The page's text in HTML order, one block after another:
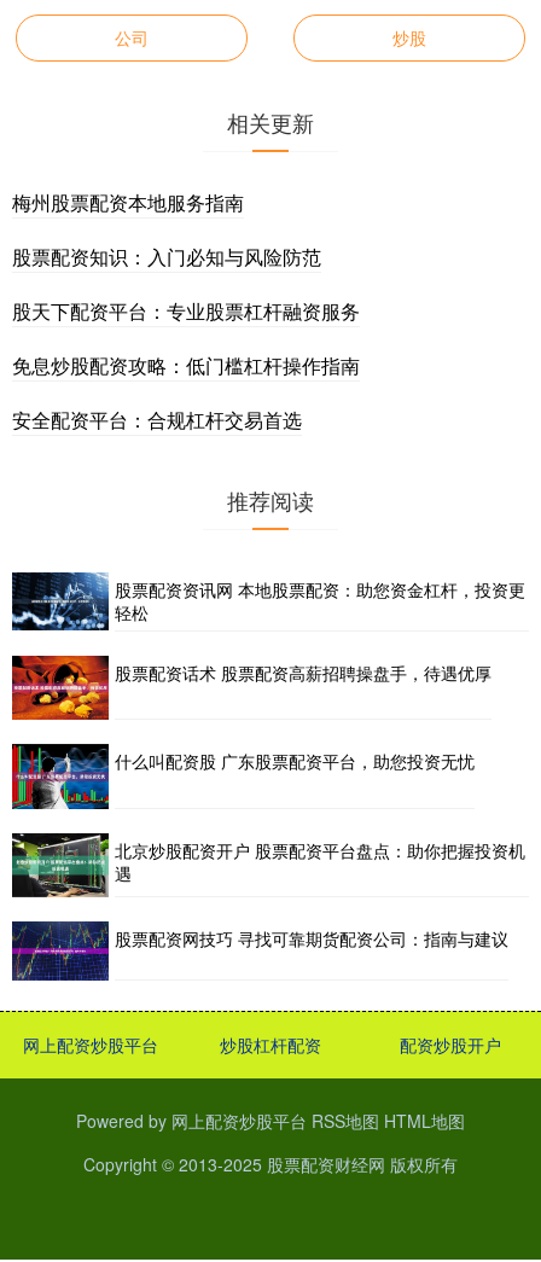
公司 炒股
相关更新
梅州股票配资本地服务指南
股票配资知识：入门必知与风险防范
股天下配资平台：专业股票杠杆融资服务
免息炒股配资攻略：低门槛杠杆操作指南
安全配资平台：合规杠杆交易首选
推荐阅读
股票配资资讯网 本地股票配资：助您资金杠杆，投资更
轻松
股票配资话术 股票配资高薪招聘操盘手，待遇优厚
什么叫配资股 广东股票配资平台，助您投资无忧
北京炒股配资开户 股票配资平台盘点：助你把握投资机
遇
股票配资网技巧 寻找可靠期货配资公司：指南与建议
网上配资炒股平台 炒股杠杆配资 配资炒股开户
Powered by 网上配资炒股平台 RSS地图 HTML地图
Copyright © 2013-2025 股票配资财经网 版权所有